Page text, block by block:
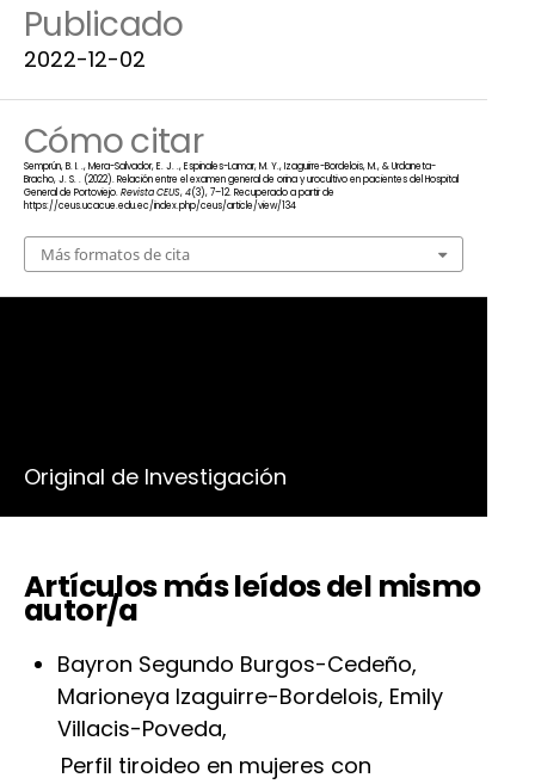
Publicado
2022-12-02
Cómo citar
Semprún, B. I. ., Mera-Salvador, E. J. ., Espinales-Lamar, M. Y., Izaguirre-Bordelois, M., & Urdaneta-
Bracho, J. S. . (2022). Relación entre el examen general de orina y urocultivo en pacientes del Hospital
General de Portoviejo.Revista CEUS,4(3), 7–12. Recuperado a partir de
https://ceus.ucacue.edu.ec/index.php/ceus/article/view/134
Más formatos de cita
Original de Investigación
Artículos más leídos del mismo
autor/a
Bayron Segundo Burgos-Cedeño,
Marioneya Izaguirre-Bordelois, Emily
Villacis-Poveda,
Perfil tiroideo en mujeres con